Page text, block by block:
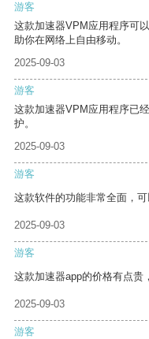
游客
这款加速器VPM应用程序可
助你在网络上自由移动。
2025-09-03
游客
这款加速器VPM应用程序已
护。
2025-09-03
游客
这款软件的功能非常全面，可
2025-09-03
游客
这款加速器app的价格有点贵
2025-09-03
游客